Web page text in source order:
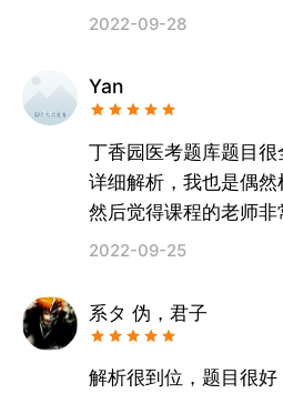
没有报丁香园之前，
不全面，看不出个所以
我第一次考就成功上岸
2022-09-28
Yan
丁香园医考题库题目
详细解析，我也是偶然
然后觉得课程的老师
套方法理解并还有记
复习绝对可以的。
2022-09-25
系タ 伪，君子
解析很到位，题目很好